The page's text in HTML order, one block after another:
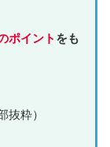
ポイント をも
粋）